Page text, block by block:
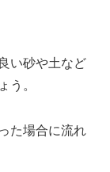
い砂や土など
う。
た場合に流れ